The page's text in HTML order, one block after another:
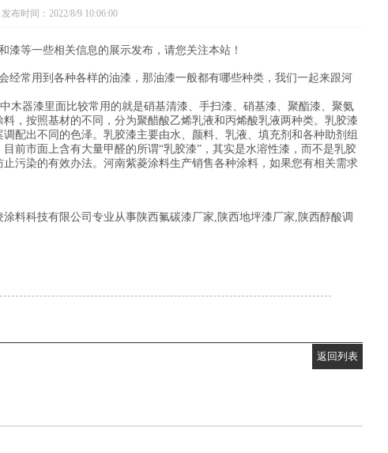
发布时间：2022/8/9 10:06:00
漆等一些相关信息的展示发布，请您关注本站！
常用到各种各样的油漆，那油漆一般都有哪些种类，我们一起来跟河
木器漆里面比较常用的就是硝基清漆、手扫漆、硝基漆、聚酯漆、聚氨
，按照基材的不同，分为聚醋酸乙烯乳液和丙烯酸乳液两种类。乳胶漆
配出不同的色泽。乳胶漆主要由水、颜料、乳液、填充剂和各种助剂组
前市面上含有大量甲醛的所谓“乳胶漆”，其实是水溶性漆，而不是乳胶
污染的有效办法。河南紫菱涂料生产销售各种涂料，如果您有相关需求
料科技有限公司专业从事陕西氟碳漆厂家,陕西地坪漆厂家,陕西醇酸调
返回列表